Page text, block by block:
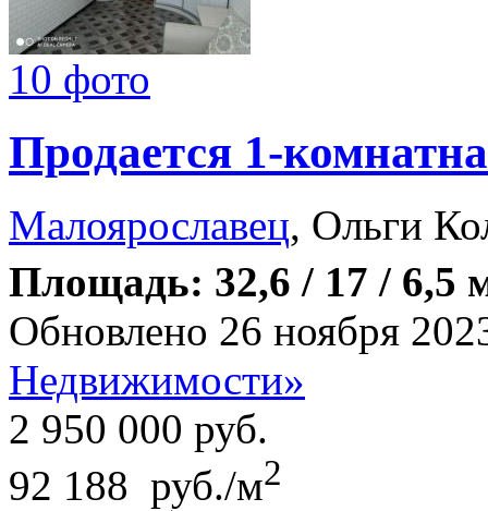
10 фото
Продается 1-
Малоярославец, Ольги
Площадь: 32,6 / 17 / 6,5
Обновлено 26 ноября
Недвижимости»
2 950 000 руб.
92 188 руб./м2